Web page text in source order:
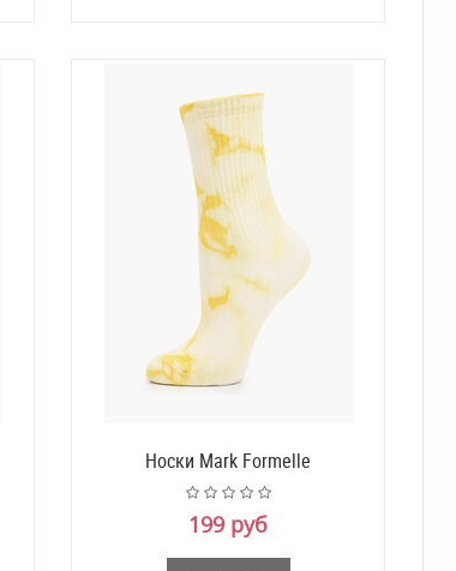
Носки Mark Formelle
199 руб